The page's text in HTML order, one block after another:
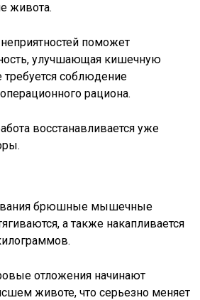
живота.
поможет
улучшающая кишечную
требуется соблюдение
рациона.
восстанавливается уже
брюшные мышечные
а также накапливается
отложения начинают
животе, что серьезно меняет